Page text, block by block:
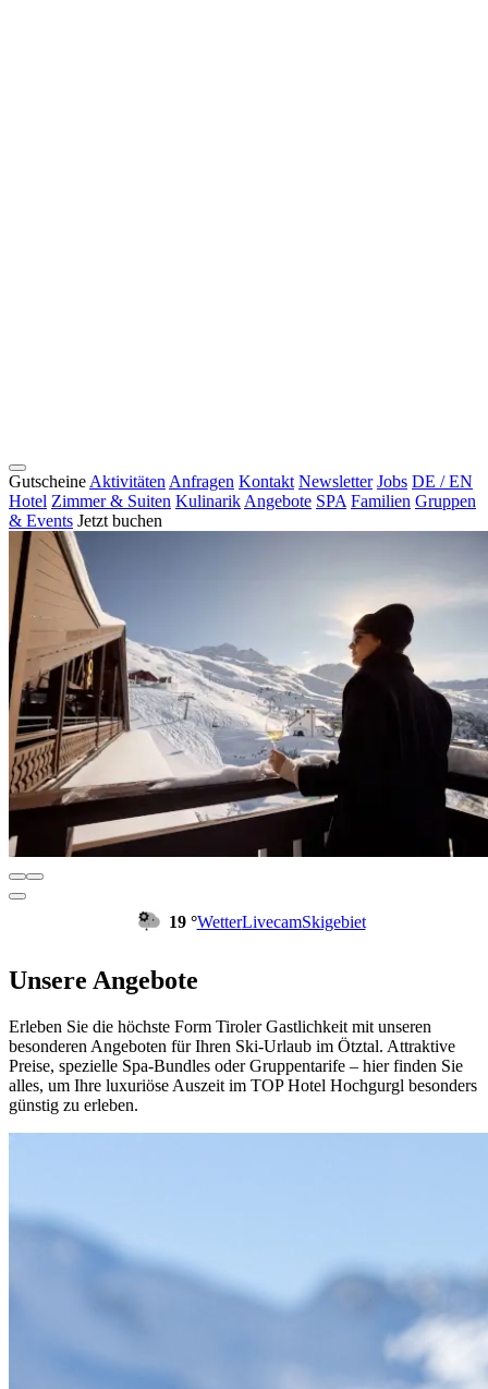
Gutscheine Aktivitäten Anfragen Kontakt Newsletter Jobs DE / EN
Hotel Zimmer & Suiten Kulinarik Angebote SPA Familien Gruppen
& Events Jetzt buchen
19 °WetterLivecamSkigebiet
Unsere Angebote
Erleben Sie die höchste Form Tiroler Gastlichkeit mit unseren
besonderen Angeboten für Ihren Ski-Urlaub im Ötztal. Attraktive
Preise, spezielle Spa-Bundles oder Gruppentarife – hier finden Sie
alles, um Ihre luxuriöse Auszeit im TOP Hotel Hochgurgl besonders
günstig zu erleben.